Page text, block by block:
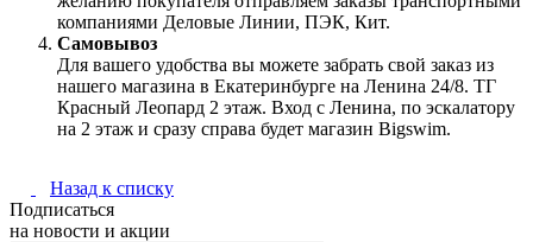
компаниями Деловые Линии, ПЭК, Кит.
Самовывоз
Для вашего удобства вы можете забрать свой заказ из
нашего магазина в Екатеринбурге на Ленина 24/8. ТГ
Красный Леопард 2 этаж. Вход с Ленина, по эскалатору
на 2 этаж и сразу справа будет магазин Bigswim.
Назад к списку
Подписаться
на новости и акции